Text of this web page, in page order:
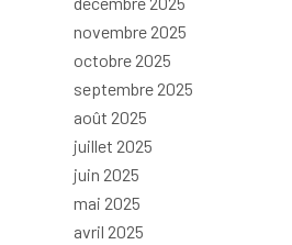
novembre 2025
octobre 2025
septembre 2025
août 2025
juillet 2025
juin 2025
mai 2025
avril 2025